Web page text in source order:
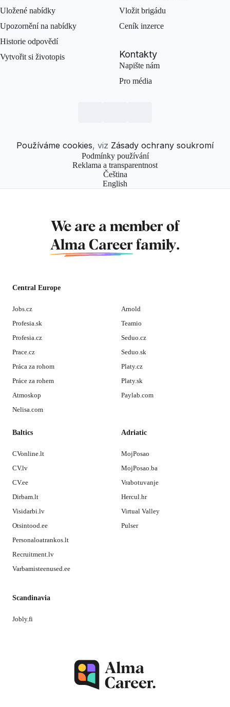
Uložené nabídky
Upozornění na nabídky
Historie odpovědí
Vytvořit si životopis
Vložit brigádu
Ceník inzerce
Kontakty
Napište nám
Pro média
Používáme cookies, viz Zásady ochrany soukromí
Podmínky používání
Reklama a transparentnost
Čeština
English
We are a member of
Alma Career family.
Central Europe
Jobs.cz
Profesia.sk
Profesia.cz
Prace.cz
Práca za rohom
Práce za rohem
Atmoskop
Nelisa.com
Arnold
Teamio
Seduo.cz
Seduo.sk
Platy.cz
Platy.sk
Paylab.com
Baltics
CVonline.lt
CV.lv
CV.ee
Dirbam.lt
Visidarbi.lv
Otsintood.ee
Personaloatrankos.lt
Recruitment.lv
Varbamisteenused.ee
Adriatic
MojPosao
MojPosao.ba
Vrabotuvanje
Hercul.hr
Virtual Valley
Pulser
Scandinavia
Jobly.fi